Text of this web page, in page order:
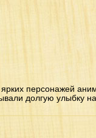
персонажей
долгую улыбку